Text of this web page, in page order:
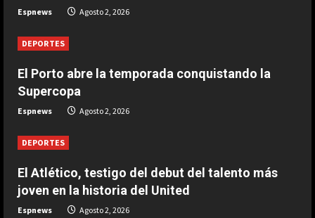
privatizar el Mundial
3
El Atlético, testigo del debut del
4
El Porto abre la temporada
conquistando la Supercopa
Agosto 2, 2026
Espnews Agosto 2, 2026
DEPORTES
El Porto abre la temporada conquistando la
Supercopa
Espnews Agosto 2, 2026
DEPORTES
El Atlético, testigo del debut del talento más
joven en la historia del United
Espnews Agosto 2, 2026